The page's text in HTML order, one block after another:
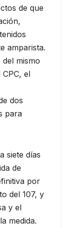
de que
amparista.
mismo
el
dos
para
siete días
de
por
del 107, y
y el
medida.